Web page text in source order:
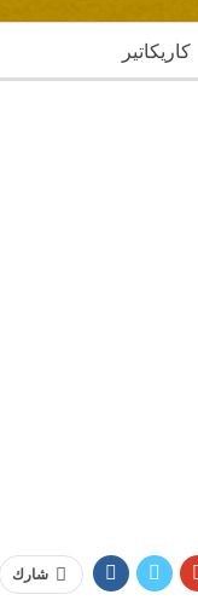
كاريكاتير
شارك